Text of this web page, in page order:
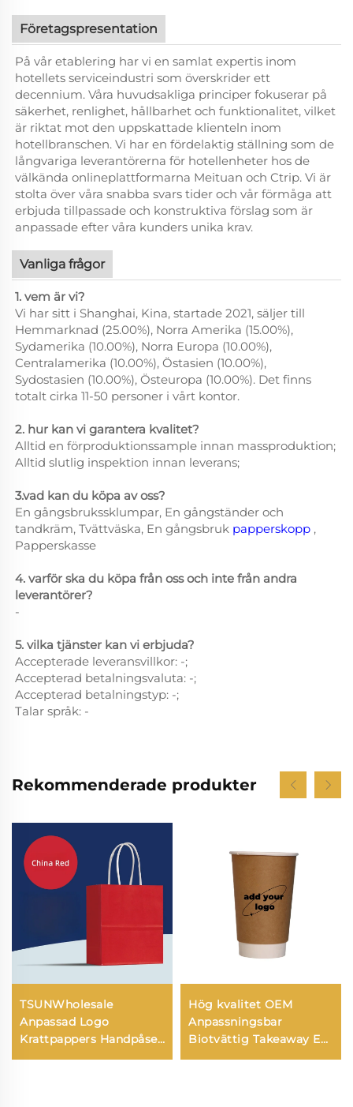
Företagspresentation
På vår etablering har vi en samlat expertis inom
hotellets serviceindustri som överskrider ett
decennium. Våra huvudsakliga principer fokuserar på
säkerhet, renlighet, hållbarhet och funktionalitet, vilket
är riktat mot den uppskattade klienteln inom
hotellbranschen. Vi har en fördelaktig ställning som de
långvariga leverantörerna för hotellenheter hos de
välkända onlineplattformarna Meituan och Ctrip. Vi är
stolta över våra snabba svars tider och vår förmåga att
erbjuda tillpassade och konstruktiva förslag som är
anpassade efter våra kunders unika krav.
Vanliga frågor
1. vem är vi?
Vi har sitt i Shanghai, Kina, startade 2021, säljer till
Hemmarknad (25.00%), Norra Amerika (15.00%),
Sydamerika (10.00%), Norra Europa (10.00%),
Centralamerika (10.00%), Östasien (10.00%),
Sydostasien (10.00%), Östeuropa (10.00%). Det finns
totalt cirka 11-50 personer i vårt kontor.
2. hur kan vi garantera kvalitet?
Alltid en förproduktionssample innan massproduktion;
Alltid slutlig inspektion innan leverans;
3.vad kan du köpa av oss?
En gångsbrukssklumpar, En gångständer och
tandkräm, Tvättväska, En gångsbruk papperskopp ,
Papperskasse
4. varför ska du köpa från oss och inte från andra
leverantörer?
-
5. vilka tjänster kan vi erbjuda?
Accepterade leveransvillkor: -;
Accepterad betalningsvaluta: -;
Accepterad betalningstyp: -;
Talar språk: -
Rekommenderade produkter
TSUNWholesale
Anpassad Logo
Krattpappers Handpåse
Skärmpressad Yta
Hög kvalitet OEM
Anpassningsbar
Biotvättig Takeaway En
gångsbrukstea Kaffe